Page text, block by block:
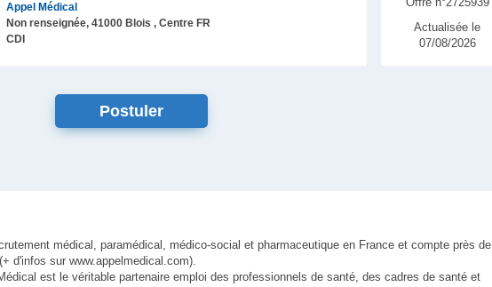
Appel Médical
Non renseignée, 41000 Blois , Centre FR
CDI
Actualisée le
07/08/2026
médical, paramédical, médico-social et pharmaceutique en France et compte près de
d'infos sur www.appelmedical.com).
est le véritable partenaire emploi des professionnels de santé, des cadres de santé et